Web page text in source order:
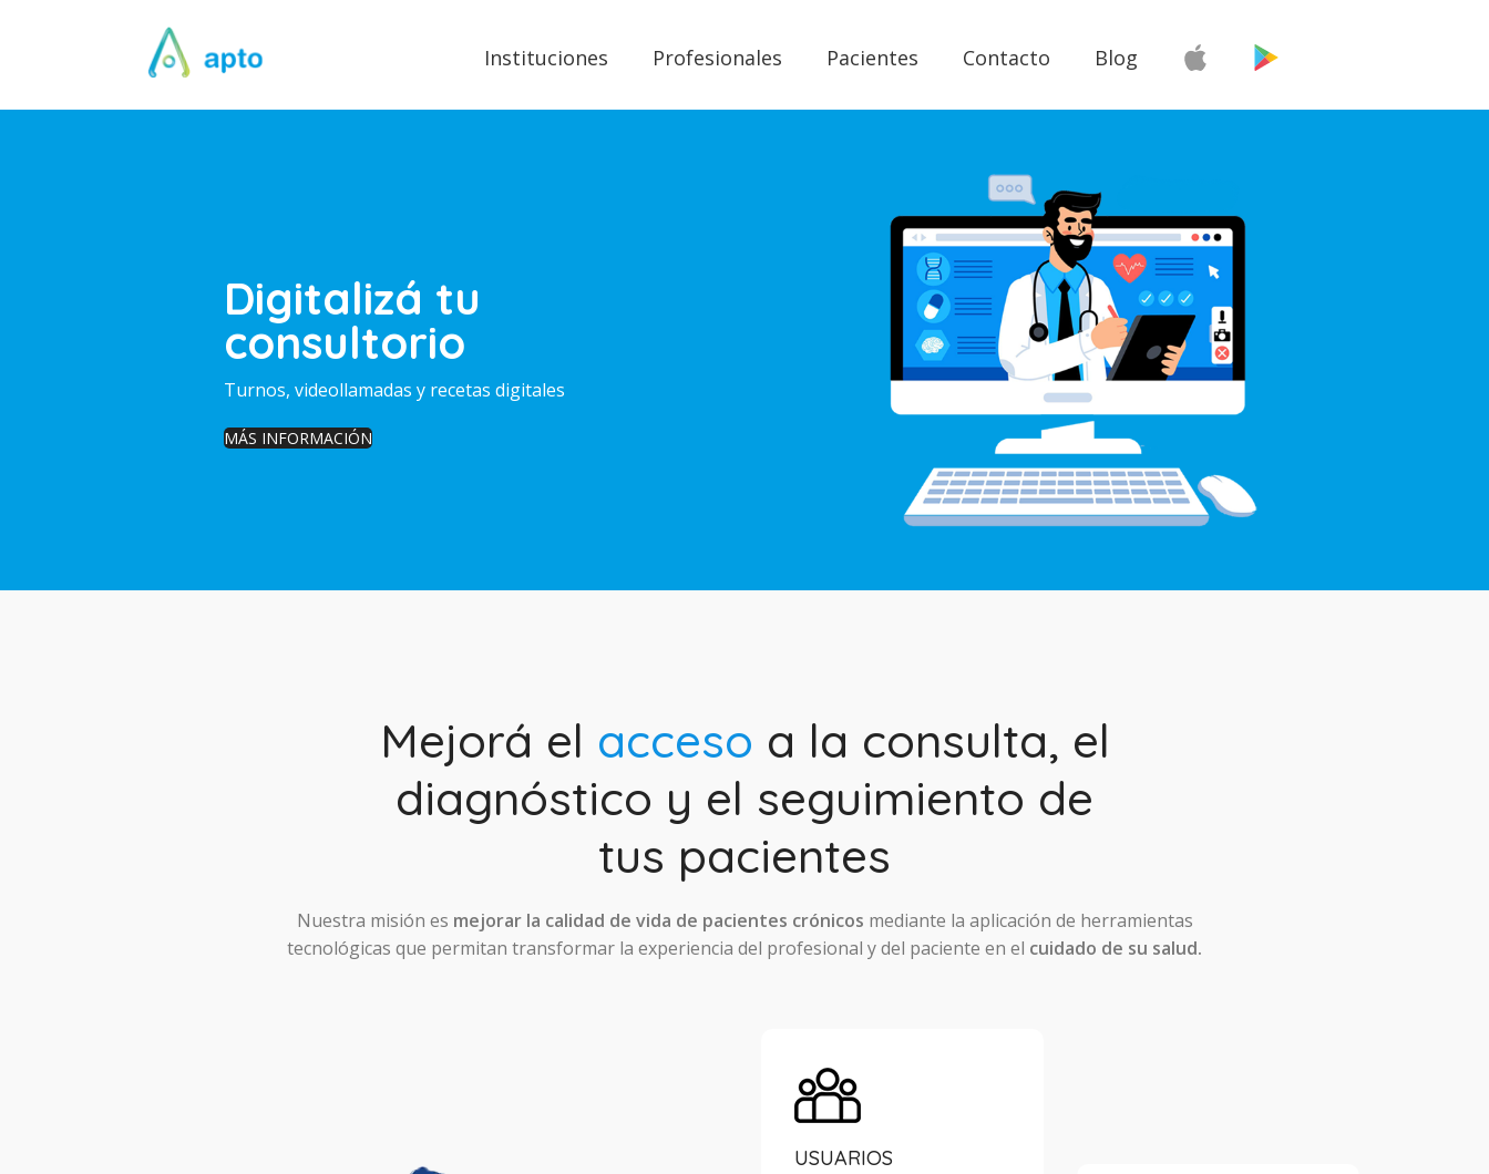
Instituciones Profesionales Pacientes Contacto Blog
Digitalizá tu
consultorio
Turnos, videollamadas y recetas digitales
MÁS INFORMACIÓN
Mejorá el acceso a la consulta, el
diagnóstico y el seguimiento de
tus pacientes
Nuestra misión es mejorar la calidad de vida de pacientes crónicos mediante la aplicación de herramientas
tecnológicas que permitan transformar la experiencia del profesional y del paciente en el cuidado de su salud.
USUARIOS